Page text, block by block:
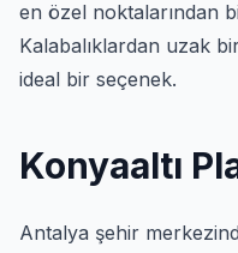
en özel noktalarından
Kalabalıklardan uzak
ideal bir seçenek.
Konyaaltı
Antalya şehir